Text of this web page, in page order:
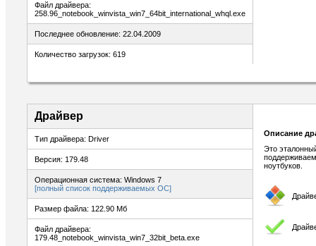
Файл драйвера:
258.96_notebook_winvista_win7_64bit_international_whql.exe
Последнее обновление: 22.04.2009
Количество загрузок: 619
Драйвер
Тип драйвера: Driver
Версия: 179.48
Операционная система: Windows 7
[полный список поддерживаемых ОС]
Размер файла: 122.90 Мб
Файл драйвера:
179.48_notebook_winvista_win7_32bit_beta.exe
Описание
Это
ноутбуков.